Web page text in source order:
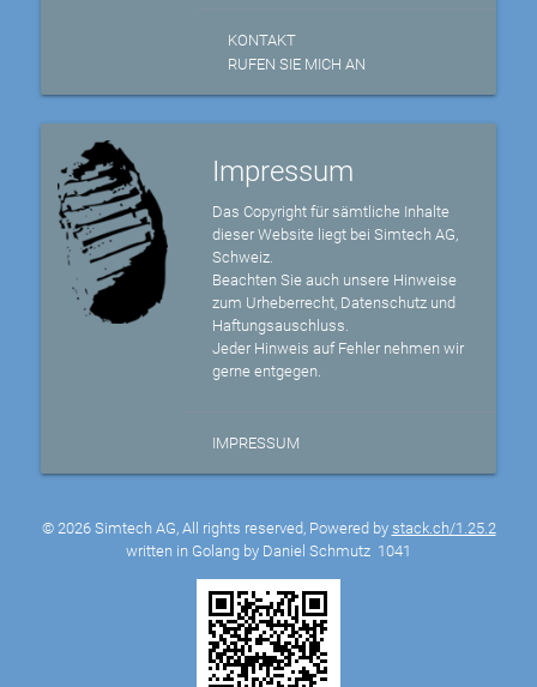
KONTAKT
RUFEN SIE MICH AN
Impressum
Das Copyright für sämtliche Inhalte
dieser Website liegt bei Simtech AG,
Schweiz.
Beachten Sie auch unsere Hinweise
zum Urheberrecht, Datenschutz und
Haftungsauschluss.
Jeder Hinweis auf Fehler nehmen wir
gerne entgegen.
IMPRESSUM
© 2026 Simtech AG, All rights reserved, Powered by stack.ch/1.25.2
written in Golang by Daniel Schmutz 1041